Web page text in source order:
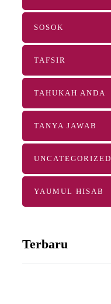
SOSOK
TAFSIR
TAHUKAH ANDA
TANYA JAWAB
UNCATEGORIZED
YAUMUL HISAB
Terbaru